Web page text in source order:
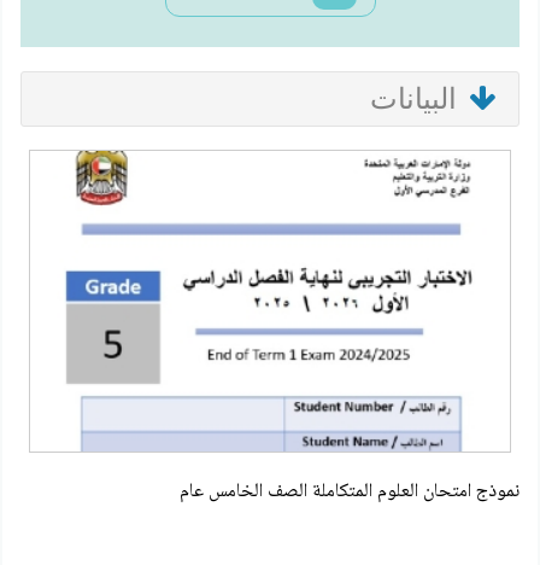
البيانات
نموذج امتحان العلوم المتكاملة الصف الخامس عام